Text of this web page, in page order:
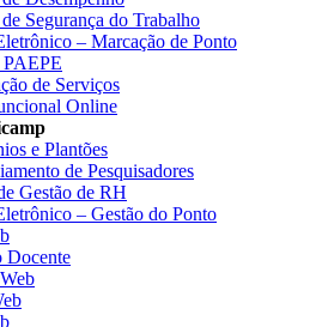
Segurança do Trabalho
– Marcação de Ponto
de Serviços
Online
e Plantões
de Pesquisadores
Gestão de RH
– Gestão do Ponto
Docente